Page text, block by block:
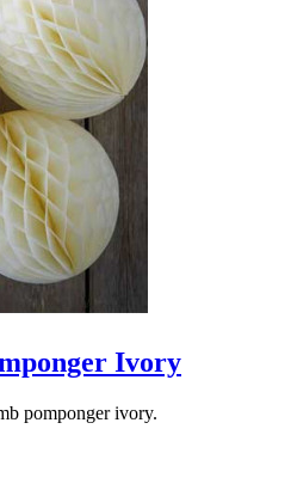
Ivory
pomponger ivory.